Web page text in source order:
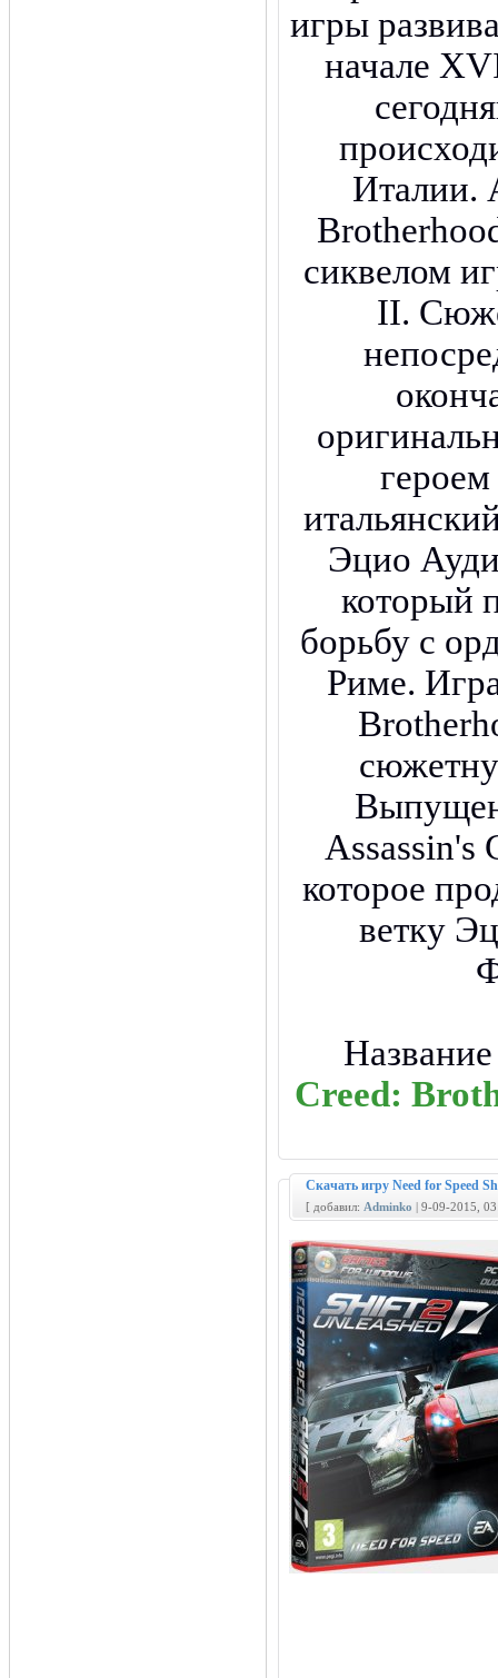
игры
начале
Италии.
сиквелом
II.
героем
Эцио
который
борьбу с
Риме.
Assassin's
которое
ветку
Creed:
Скачать игру Need for Speed
[ добавил: Adminko | 9-09-2015,